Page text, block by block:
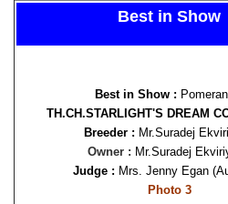
Best in Show
Best in Show :
TH.CH.STARLIGHT'S DREAM
Breeder : Mr.Suradej
Owner : Mr.Suradej
Judge : Mrs. Jenny Egan
Photo 3